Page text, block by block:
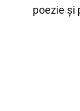
poezie și